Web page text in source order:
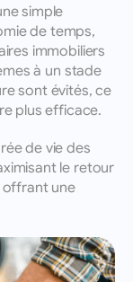
simple
de temps,
immobiliers
à un stade
sont évités, ce
plus efficace.
de vie des
le retour
offrant une